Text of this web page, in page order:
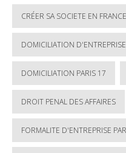
CRÉER SA SOCIETE EN FRANCE
DOMICILIATION
DOMICILIATION PARIS 17
DROIT PENAL DES AFFAIRES
FORMALITE D'ENTREPRISE